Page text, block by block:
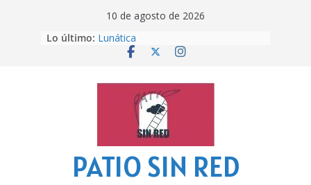
10 de agosto de 2026
Lo último: Lunática
Pero, hasta entonces…
‘La broma infinita’ de recomendar
lecturas veraniegas
Otra del Mundial
PATIO SIN RED